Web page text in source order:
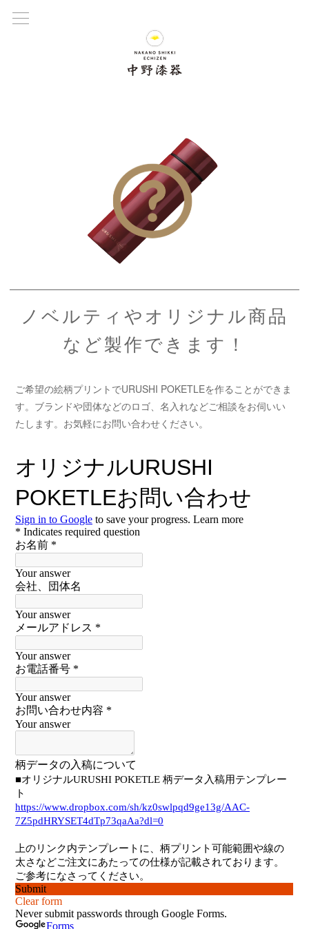
ノベルティやオリジナル商品
など製作できます！
ご希望の絵柄プリントでURUSHI POKETLEを作ることができま
す。ブランドや団体などのロゴ、名入れなどご相談をお伺いい
たします。お気軽にお問い合わせください。